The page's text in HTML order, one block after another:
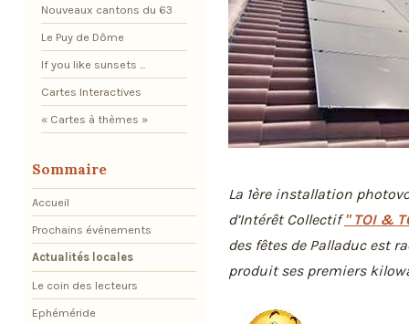
La 1ère installation
d’Intérêt Collectif" TOI &
des fêtes de Palladuc est
produit ses premiers
Nouveaux cantons du 63
Le Puy de Dôme
If you like sunsets ...
Cartes Interactives
« Cartes à thèmes »
Sommaire
Accueil
Prochains événements
Actualités locales
Le coin des lecteurs
Ephéméride